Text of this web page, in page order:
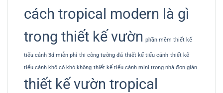
cách tropical modern là gì
trong thiết kế vườn phần mềm thiết kế
tiểu cảnh 3d miễn phí thi công tường đá thiết kế tiểu cảnh thiết kế
tiểu cảnh khô có khó không thiết kế tiểu cảnh mini trong nhà đơn giản
thiết kế vườn tropical